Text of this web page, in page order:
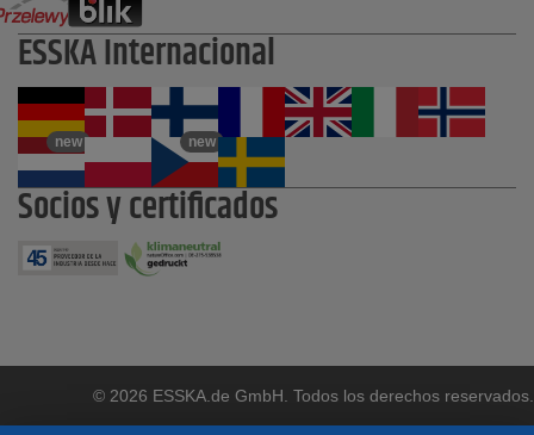
ESSKA Internacional
new new
Socios y certificados
© 2026 ESSKA.de GmbH. Todos los derechos reservados.